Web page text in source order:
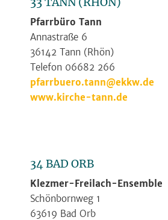
Pfarrbüro Tann
Annastraße 6
36142 Tann (Rhön)
Telefon 06682 266
pfarrbuero.tann@ekkw.de
www.kirche-tann.de
34 BAD ORB
Klezmer-Freilach-Ensemble
Schönbornweg 1
63619 Bad Orb